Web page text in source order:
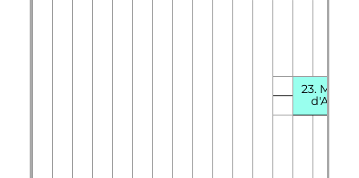
23.
d'Artois